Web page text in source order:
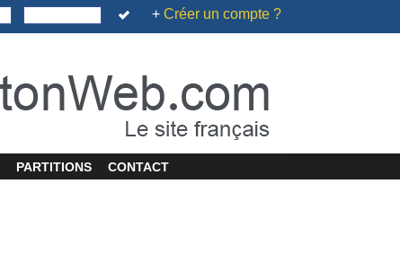
+ Créer un compte ?
PARTITIONS CONTACT